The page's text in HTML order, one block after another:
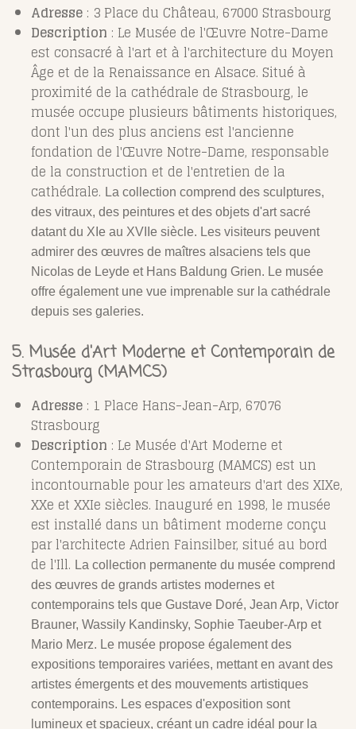
Adresse : 3 Place du Château, 67000 Strasbourg
Description : Le Musée de l'Œuvre Notre-Dame
est consacré à l'art et à l'architecture du Moyen
Âge et de la Renaissance en Alsace. Situé à
proximité de la cathédrale de Strasbourg, le
musée occupe plusieurs bâtiments historiques,
dont l'un des plus anciens est l'ancienne
fondation de l'Œuvre Notre-Dame, responsable
de la construction et de l'entretien de la
cathédrale. La collection comprend des sculptures,
des vitraux, des peintures et des objets d'art sacré
datant du XIe au XVIIe siècle. Les visiteurs peuvent
admirer des œuvres de maîtres alsaciens tels que
Nicolas de Leyde et Hans Baldung Grien. Le musée
offre également une vue imprenable sur la cathédrale
depuis ses galeries.
5. Musée d'Art Moderne et Contemporain de
Strasbourg (MAMCS)
Adresse : 1 Place Hans-Jean-Arp, 67076
Strasbourg
Description : Le Musée d'Art Moderne et
Contemporain de Strasbourg (MAMCS) est un
incontournable pour les amateurs d'art des XIXe,
XXe et XXIe siècles. Inauguré en 1998, le musée
est installé dans un bâtiment moderne conçu
par l'architecte Adrien Fainsilber, situé au bord
de l'Ill. La collection permanente du musée comprend
des œuvres de grands artistes modernes et
contemporains tels que Gustave Doré, Jean Arp, Victor
Brauner, Wassily Kandinsky, Sophie Taeuber-Arp et
Mario Merz. Le musée propose également des
expositions temporaires variées, mettant en avant des
artistes émergents et des mouvements artistiques
contemporains. Les espaces d'exposition sont
lumineux et spacieux, créant un cadre idéal pour la